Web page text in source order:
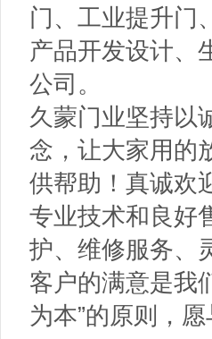
门、工业提升门
产品开发设计、
公司。
久蒙门业坚持以
念，让大家用的
供帮助！真诚欢
专业技术和良好
护、维修服务、
客户的满意是我
为本”的原则，